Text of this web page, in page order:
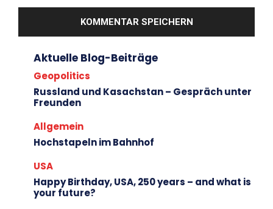
Aktuelle Blog-Beiträge
Geopolitics
Russland und Kasachstan – Gespräch unter
Freunden
Allgemein
Hochstapeln im Bahnhof
USA
Happy Birthday, USA, 250 years – and what is
your future?